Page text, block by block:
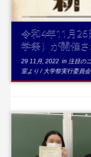
令和4年11月
学祭）が開催さ
29 11月, 2022 in 注目の
室より/ 大学祭実行委員